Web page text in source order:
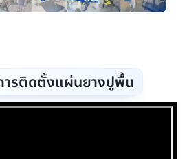
ารติดตั้งแผ่นยางปูพื้น